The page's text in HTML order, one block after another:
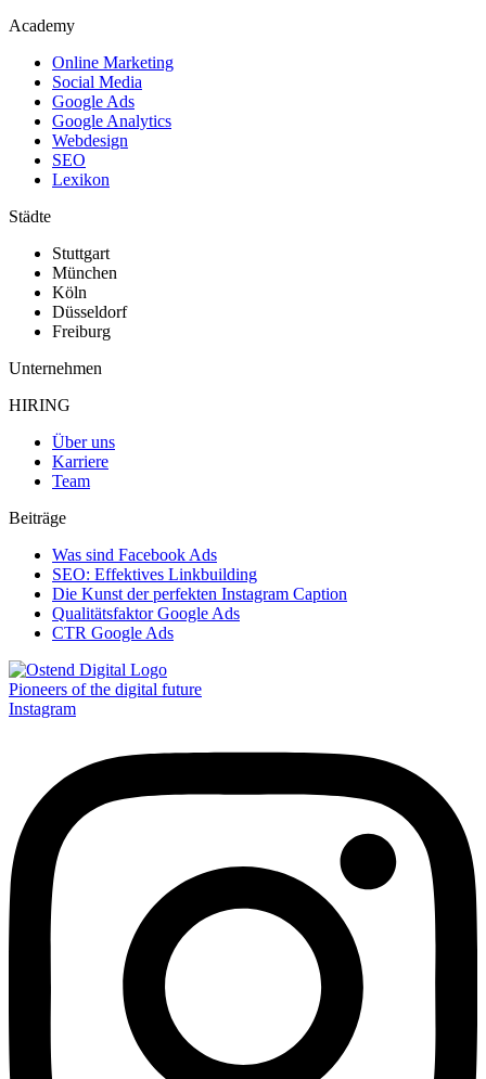
Academy
Online Marketing
Social Media
Google Ads
Google Analytics
Webdesign
SEO
Lexikon
Städte
Stuttgart
München
Köln
Düsseldorf
Freiburg
Unternehmen
HIRING
Über uns
Karriere
Team
Beiträge
Was sind Facebook Ads
SEO: Effektives Linkbuilding
Die Kunst der perfekten Instagram Caption
Qualitätsfaktor Google Ads
CTR Google Ads
Pioneers of the digital future
Instagram